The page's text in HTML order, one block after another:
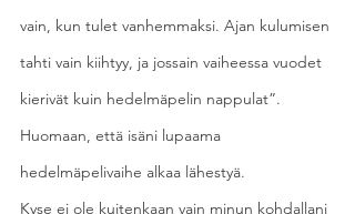
vain, kun tulet vanhemmaksi. Ajan kulumisen
tahti vain kiihtyy, ja jossain vaiheessa vuodet
kierivät kuin hedelmäpelin nappulat”.
Huomaan, että isäni lupaama
hedelmäpelivaihe alkaa lähestyä.
Kyse ei ole kuitenkaan vain minun kohdallani